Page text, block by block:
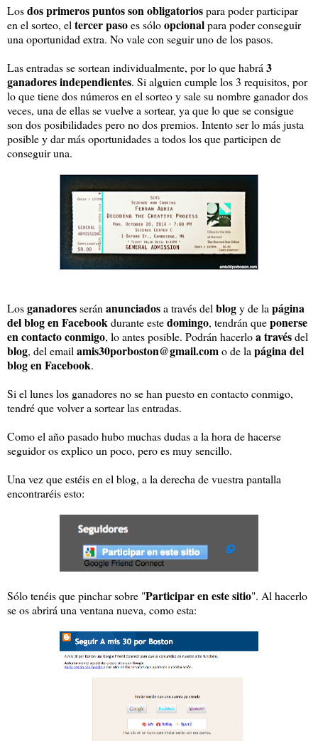
Losdos primeros puntos son obligatoriospara poder participar
en el sorteo, eltercer pasoes sóloopcionalpara poder conseguir
una oportunidad extra. No vale con seguir uno de los pasos.
Las entradas se sortean individualmente, por lo que habrá3
ganadores independientes. Si alguien cumple los 3 requisitos, por
lo que tiene dos números en el sorteo y sale su nombre ganador dos
veces, una de ellas se vuelve a sortear, ya que lo que se consigue
son dos posibilidades pero no dos premios. Intento ser lo más justa
posible y dar más oportunidades a todos los que participen de
conseguir una.
Losganadoresseránanunciadosa través delblogy de lapágina
del blog en Facebookdurante estedomingo, tendrán queponerse
en contacto conmigo, lo antes posible. Podrán hacerloa travésdel
blog, del emailamis30porboston@gmail.como de lapágina del
blog en Facebook.
Si el lunes los ganadores no se han puesto en contacto conmigo,
tendré que volver a sortear las entradas.
Como el año pasado hubo muchas dudas a la hora de hacerse
seguidor os explico un poco, pero es muy sencillo.
Una vez que estéis en el blog, a la derecha de vuestra pantalla
encontraréis esto:
Sólo tenéis que pinchar sobre "Participar en este sitio". Al hacerlo
se os abrirá una ventana nueva, como esta: